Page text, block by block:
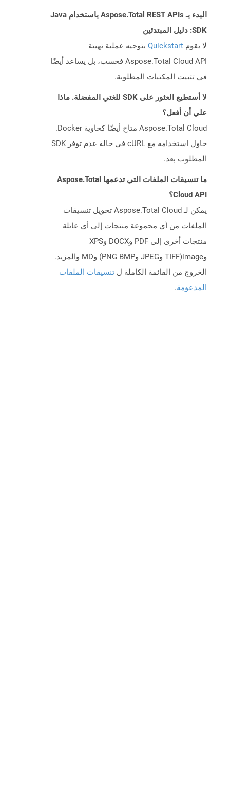
البدء بـ Aspose.Total REST APIs باستخدام Java
SDK: دليل المبتدئين
لا يقوم Quickstart بتوجيه عملية تهيئة
Aspose.Total Cloud API فحسب، بل يساعد أيضًا
في تثبيت المكتبات المطلوبة.
لا أستطيع العثور على SDK للغتي المفضلة. ماذا
علي أن أفعل؟
Aspose.Total Cloud متاح أيضًا كحاوية Docker.
حاول استخدامه مع cURL في حالة عدم توفر SDK
المطلوب بعد.
ما تنسيقات الملفات التي تدعمها Aspose.Total
Cloud API؟
يمكن لـ Aspose.Total Cloud تحويل تنسيقات
الملفات من أي مجموعة منتجات إلى أي عائلة
منتجات أخرى إلى PDF وDOCX وXPS
وimage(TIFF وJPEG وPNG BMP) وMD والمزيد.
الخروج من القائمة الكاملة ل تنسيقات الملفات
المدعومة.